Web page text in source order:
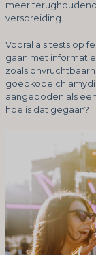
meer
verspreiding.
Vooral als tests op
gaan met
zoals
goedkope
aangeboden als
hoe is dat gegaan?